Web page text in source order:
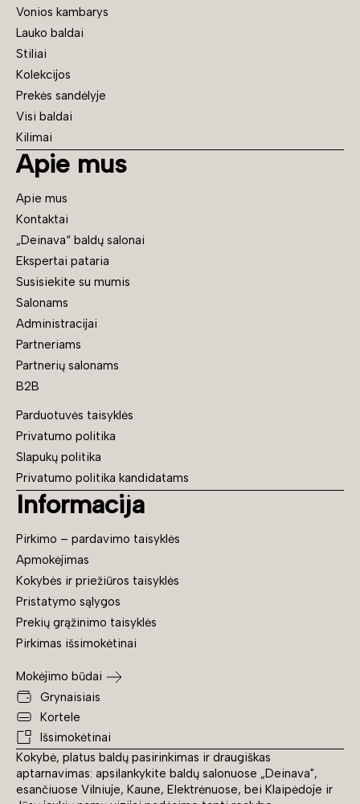
Kokybė, platus baldų pasirinkimas ir draugiškas
aptarnavimas: apsilankykite baldų salonuose „Deinava",
esančiuose Vilniuje, Kaune, Elektrėnuose, bei Klaipėdoje ir
Vonios kambarys
Lauko baldai
Stiliai
Kolekcijos
Prekės sandėlyje
Visi baldai
Kilimai
Apie mus
Apie mus
Kontaktai
„Deinava“ baldų salonai
Ekspertai pataria
Susisiekite su mumis
Salonams
Administracijai
Partneriams
Partnerių salonams
B2B
Parduotuvės taisyklės
Privatumo politika
Slapukų politika
Privatumo politika kandidatams
Informacija
Pirkimo – pardavimo taisyklės
Apmokėjimas
Kokybės ir priežiūros taisyklės
Pristatymo sąlygos
Prekių grąžinimo taisyklės
Pirkimas išsimokėtinai
Mokėjimo būdai
Grynaisiais
Kortele
Išsimokėtinai